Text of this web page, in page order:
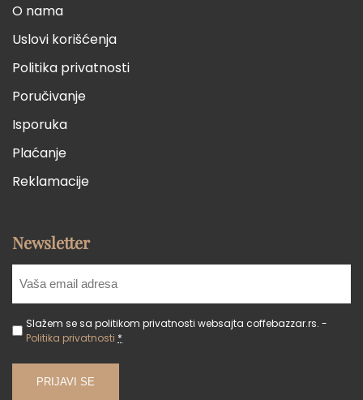
O nama
Uslovi korišćenja
Politika privatnosti
Poručivanje
Isporuka
Plaćanje
Reklamacije
Newsletter
Slažem se sa politikom privatnosti websajta coffebazzar.rs. -
Politika privatnosti *